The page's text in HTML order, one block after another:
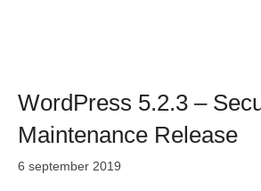
WordPress 5.2.3 –
Maintenance Release
6 september 2019